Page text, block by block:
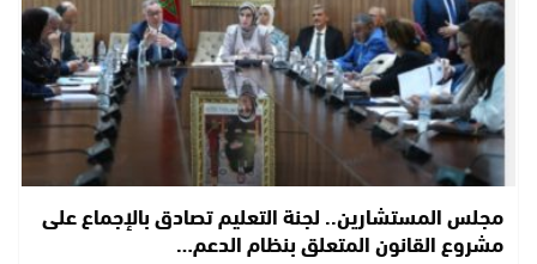
مجلس المستشارين.. لجنة التعليم تصادق بالإجماع على
مشروع القانون المتعلق بنظام الدعم…